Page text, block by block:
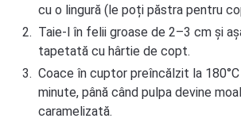
cu o lingură (le poți păstra pentru
Taie-l în felii groase de 2–3 cm și
tapetată cu hârtie de copt.
Coace în cuptor preîncălzit la
minute, până când pulpa devine
caramelizată.